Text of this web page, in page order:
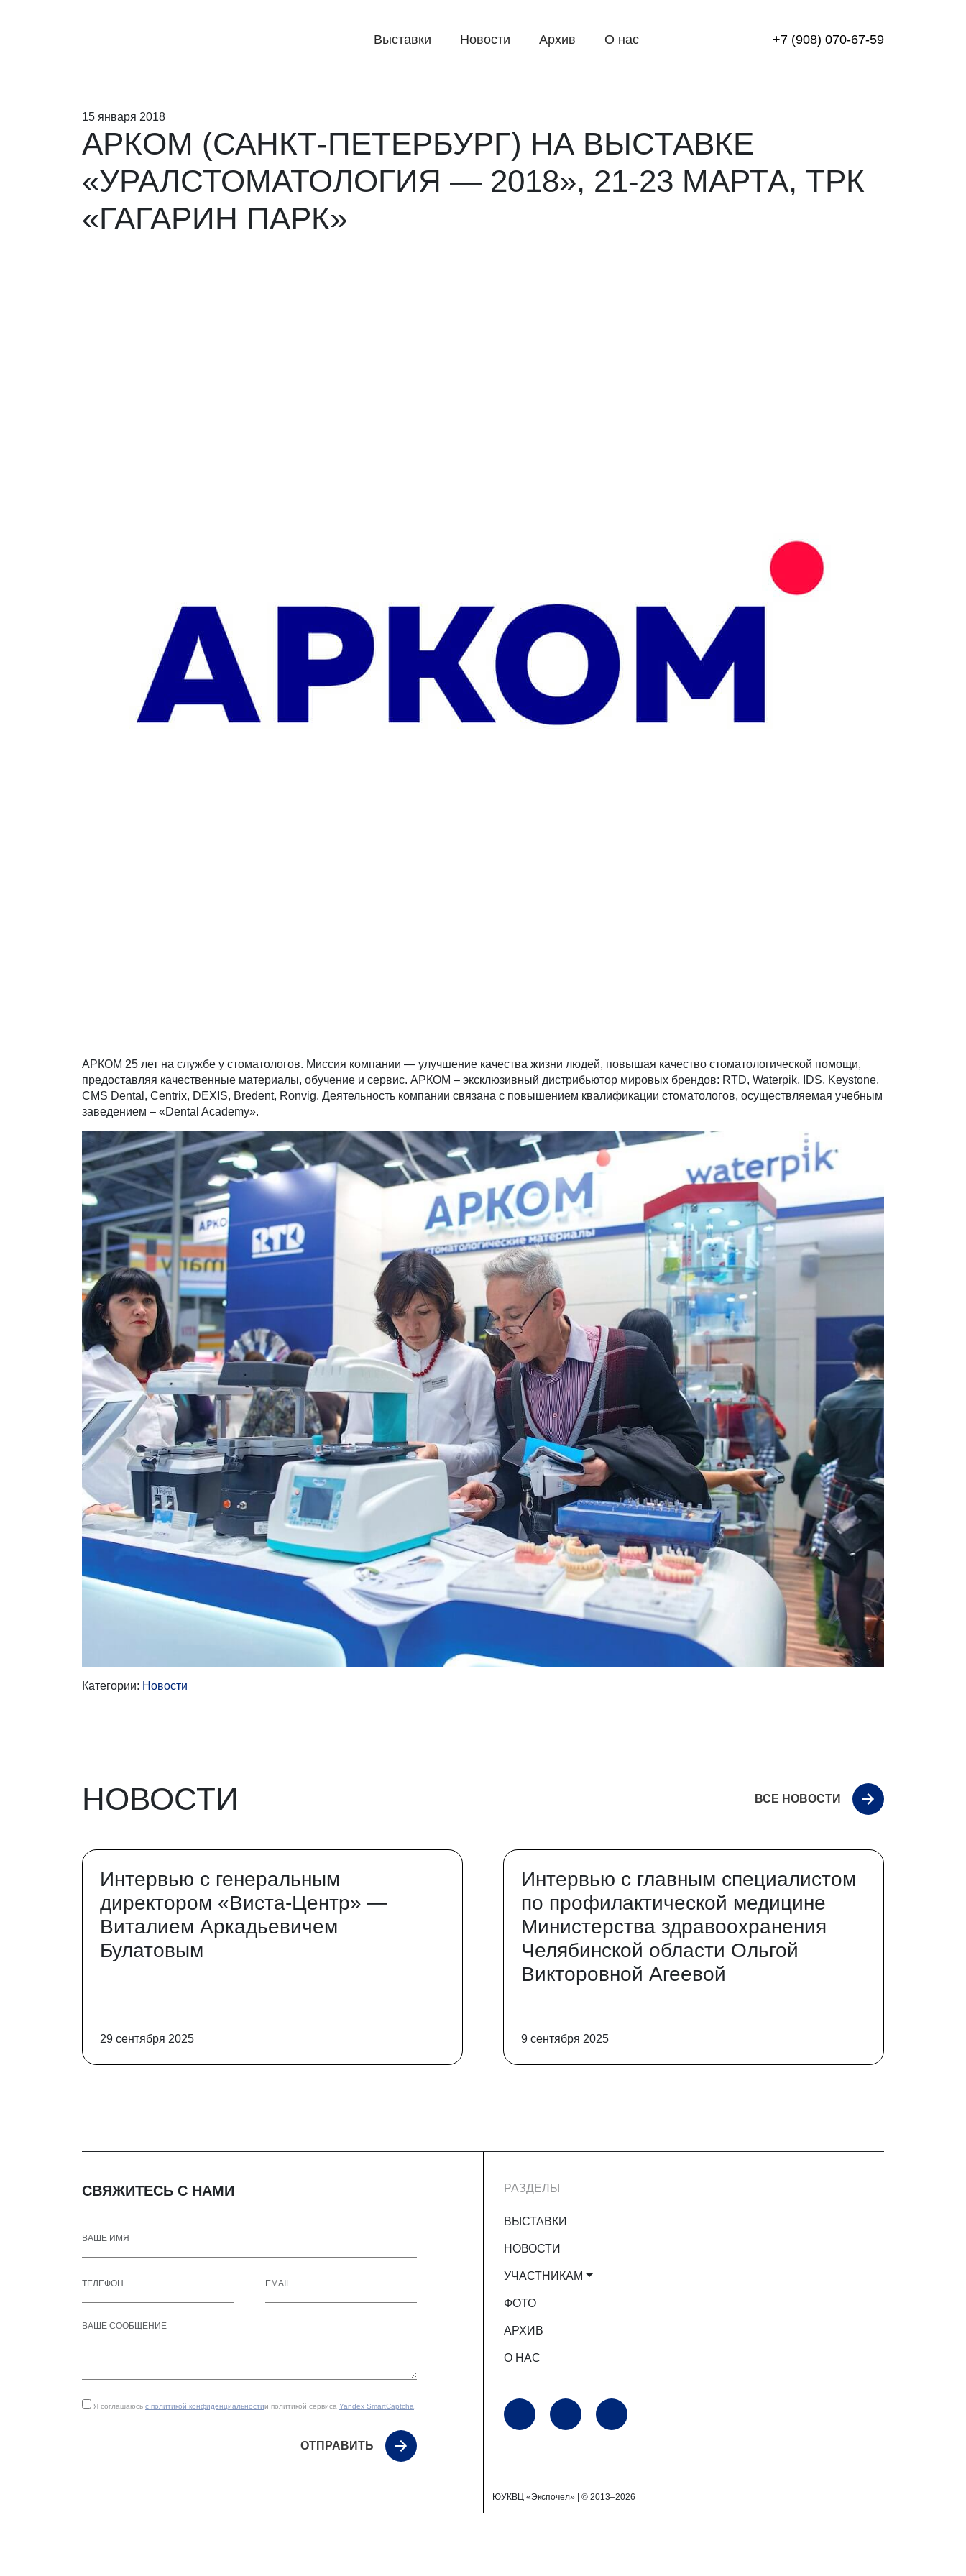
Выставки Новости Архив О нас +7 (908) 070-67-59
15 января 2018
АРКОМ (САНКТ-ПЕТЕРБУРГ) НА ВЫСТАВКЕ
«УРАЛСТОМАТОЛОГИЯ — 2018», 21-23 МАРТА, ТРК
«ГАГАРИН ПАРК»
АРКОМ 25 лет на службе у стоматологов. Миссия компании — улучшение качества жизни людей, повышая качество стоматологической помощи,
предоставляя качественные материалы, обучение и сервис. АРКОМ – эксклюзивный дистрибьютор мировых брендов: RTD, Waterpik, IDS, Keystone,
CMS Dental, Centrix, DEXIS, Bredent, Ronvig. Деятельность компании связана с повышением квалификации стоматологов, осуществляемая учебным
заведением – «Dental Academy».
Категории: Новости
НОВОСТИ ВСЕ НОВОСТИ
Интервью с генеральным
директором «Виста-Центр» —
Виталием Аркадьевичем
Булатовым
29 сентября 2025
Интервью с главным специалистом
по профилактической медицине
Министерства здравоохранения
Челябинской области Ольгой
Викторовной Агеевой
9 сентября 2025
СВЯЖИТЕСЬ С НАМИ
Я соглашаюсь с политикой конфиденциальностии политикой сервиса Yandex SmartCaptcha
ОТПРАВИТЬ
РАЗДЕЛЫ
ВЫСТАВКИ
НОВОСТИ
УЧАСТНИКАМ
ФОТО
АРХИВ
О НАС
ЮУКВЦ «Экспочел» | © 2013–2026